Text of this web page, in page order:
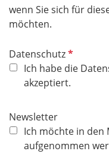
h
t
e
l
d
wenn Sie sich für
möchten.
DatenschutzP
f
l
h
Ich habe die
akzeptiert.
Newsletter
Ich möchte in den
aufgenommen